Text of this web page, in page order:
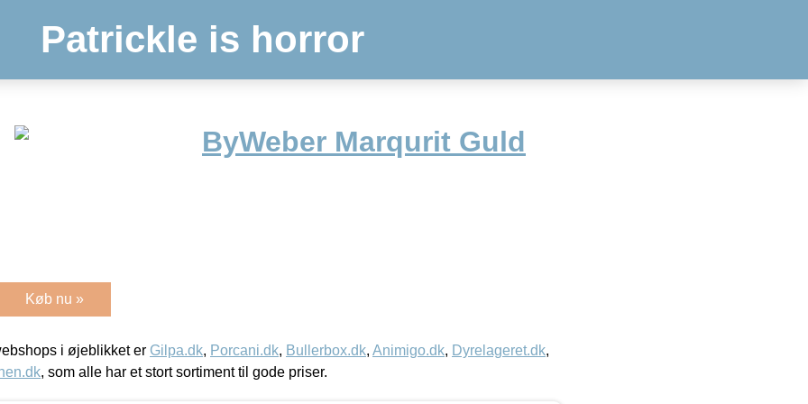
Patrickle is horror
ByWeber Marqurit Guld
Køb nu »
i øjeblikket er Gilpa.dk, Porcani.dk, Bullerbox.dk, Animigo.dk, Dyrelageret.dk,
, som alle har et stort sortiment til gode priser.